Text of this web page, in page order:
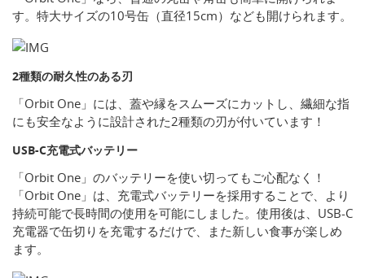
す。特大サイズの10号缶（直径15cm）なども開けられます。
2種類の耐久性のある刃
「Orbit One」には、蓋や縁をスムーズにカットし、繊細な指
にも安全なように設計された2種類の刃が付いています！
USB-C充電式バッテリー
「Orbit One」のバッテリーを使い切ってもご心配なく！
「Orbit One」は、充電式バッテリーを採用することで、より
持続可能で長時間の使用を可能にしました。使用後は、USB-C
充電器で缶切りを充電するだけで、また新しい食事が楽しめ
ます。